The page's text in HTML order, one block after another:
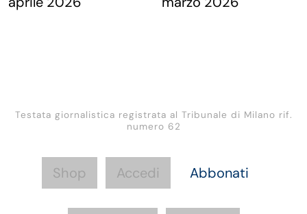
Testata giornalistica registrata al Tribunale di Milano rif.
numero 62
Shop Accedi Abbonati